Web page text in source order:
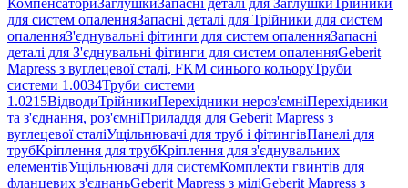
КомпенсаториЗаглушкиЗапасні деталі для ЗаглушкиТрійники
для систем опаленняЗапасні деталі для Трійники для систем
опаленняЗ'єднувальні фітинги для систем опаленняЗапасні
деталі для З'єднувальні фітинги для систем опаленняGeberit
Mapress з вуглецевої сталі, FKM синього кольоруТруби
системи 1.0034Труби системи
1.0215ВідводиТрійникиПерехідники нероз'ємніПерехідники
та з'єднання, роз'ємніПриладдя для Geberit Mapress з
вуглецевої сталіУщільнювачі для труб і фітингівПанелі для
трубКріплення для трубКріплення для з'єднувальних
елементівУщільнювачі для системКомплекти гвинтів для
фланцевих з'єднаньGeberit Mapress з мідіGeberit Mapress з